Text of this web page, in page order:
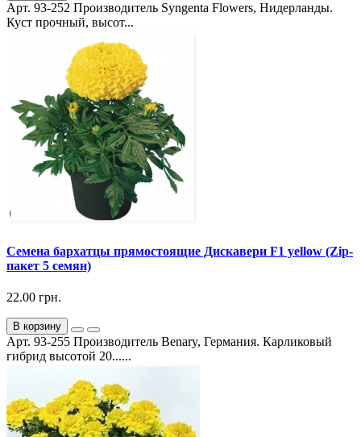
Арт. 93-252 Производитель Syngenta Flowers, Нидерланды.
Куст прочный, высот...
Семена бархатцы прямостоящие Дискавери F1 yellow (Zip-
пакет 5 семян)
22.00 грн.
В корзину
Арт. 93-255 Производитель Benary, Германия. Карликовый
гибрид высотой 20......